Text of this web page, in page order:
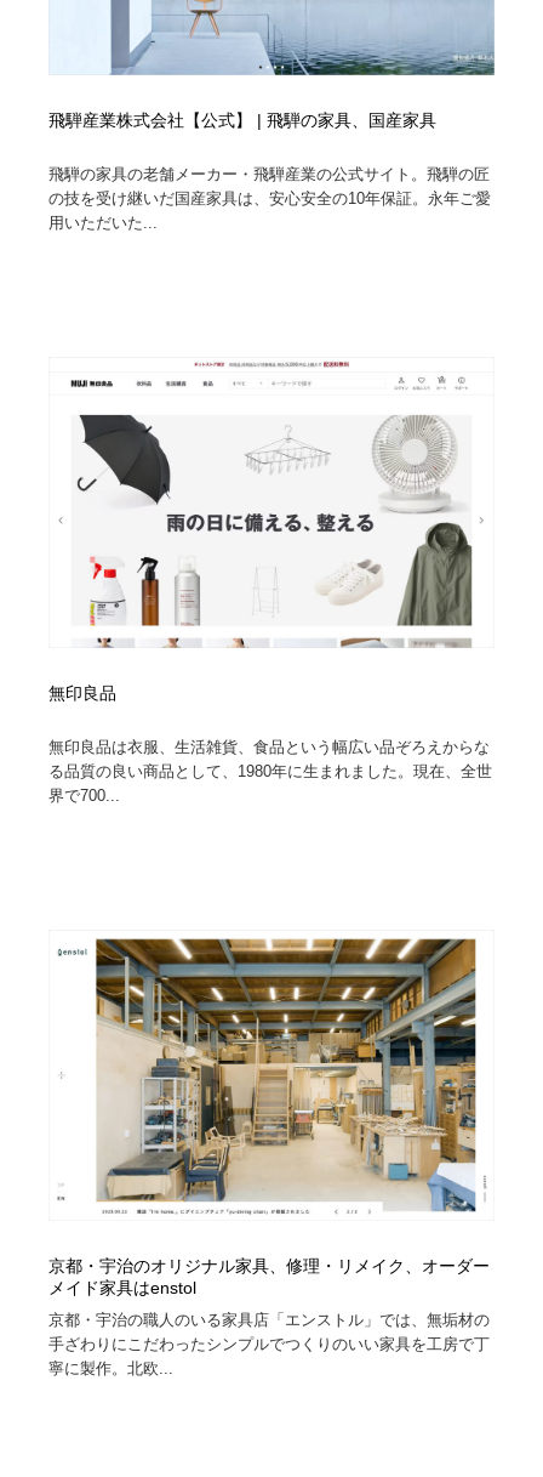
飛騨産業株式会社【公式】 | 飛騨の家具、国産家具
飛騨の家具の老舗メーカー・飛騨産業の公式サイト。飛騨の匠
の技を受け継いだ国産家具は、安心安全の10年保証。永年ご愛
用いただいた...
無印良品
無印良品は衣服、生活雑貨、食品という幅広い品ぞろえからな
る品質の良い商品として、1980年に生まれました。現在、全世
界で700...
京都・宇治のオリジナル家具、修理・リメイク、オーダー
メイド家具はenstol
京都・宇治の職人のいる家具店「エンストル」では、無垢材の
手ざわりにこだわったシンプルでつくりのいい家具を工房で丁
寧に製作。北欧...